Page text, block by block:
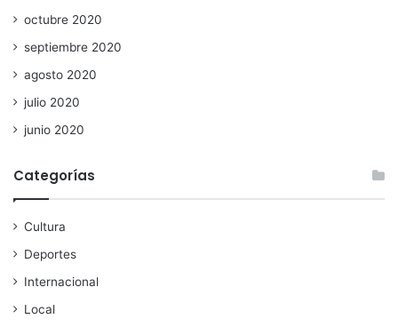
octubre 2020
septiembre 2020
agosto 2020
julio 2020
junio 2020
Categorías
Cultura
Deportes
Internacional
Local